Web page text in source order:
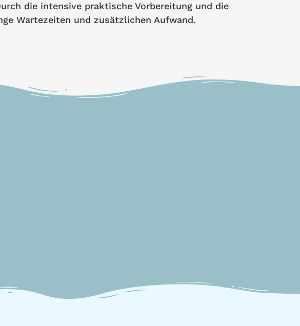
die intensive praktische Vorbereitung und die
Wartezeiten und zusätzlichen Aufwand.